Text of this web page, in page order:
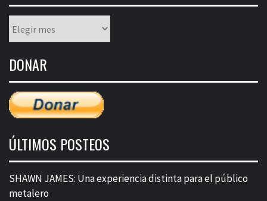
mensual
entradas
DONAR
ÚLTIMOS POSTEOS
SHAWN JAMES: Una experiencia distinta para el público
metalero